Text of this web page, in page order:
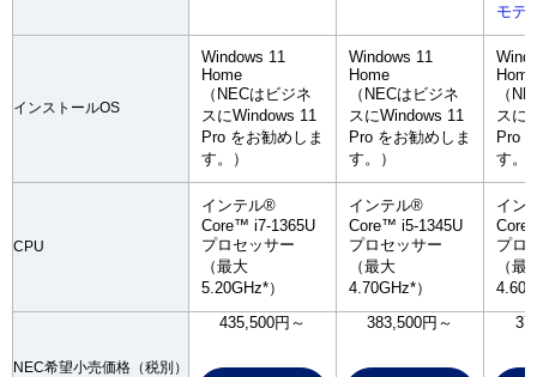
モデ
インストールOS
Windows 11
Home
（NECはビジネ
スにWindows 11
Pro をお勧めしま
す。）
Windows 11
Home
（NECはビジネ
スにWindows 11
Pro をお勧めしま
す。）
Home
（
スに
Pro
す。
CPU
インテル®
Core™ i7-1365U
プロセッサー
（最大
5.20GHz*）
インテル®
Core™ i5-1345U
プロセッサー
（最大
4.70GHz*）
イン
プロ
（最
NEC希望小売価格（税別）
435,500円～ 383,500円～